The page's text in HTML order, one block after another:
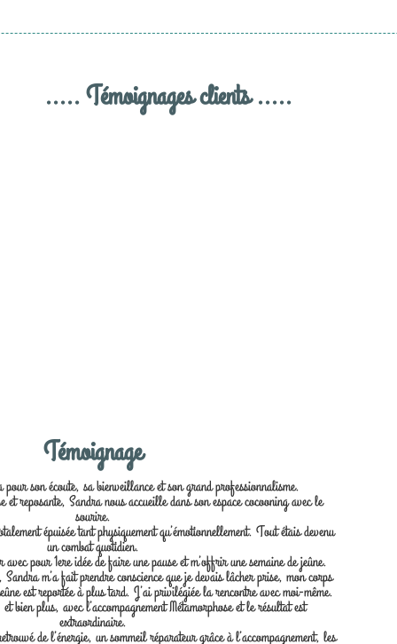
..... Témoignages clients .....
Témoignage
son écoute, sa bienveillance et son grand professionnalisme.
et reposante, Sandra nous accueille dans son espace cocooning avec le
sourire.
épuisée tant physiquement qu’émotionnellement. Tout étais devenu
un combat quotidien.
pour 1ere idée de faire une pause et m’offrir une semaine de jeûne.
m’a fait prendre conscience que je devais lâcher prise, mon corps
est reportée à plus tard. J’ai privilégiée la rencontre avec moi-même.
bien plus, avec l’accompagnement Métamorphose et le résultat est
extraordinaire.
de l’énergie, un sommeil réparateur grâce à l’accompagnement, les